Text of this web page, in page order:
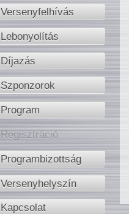
Versenyfelhívás
Lebonyolítás
Díjazás
Szponzorok
Program
Regisztráció
Programbizottság
Versenyhelyszín
Kapcsolat